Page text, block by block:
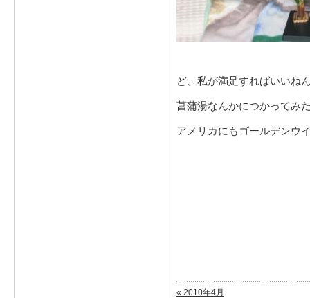
ど、私が満足すればいいね
菖蒲湯なんかにつかってみ
アメリカにもゴールデンウ
« 2010年4月